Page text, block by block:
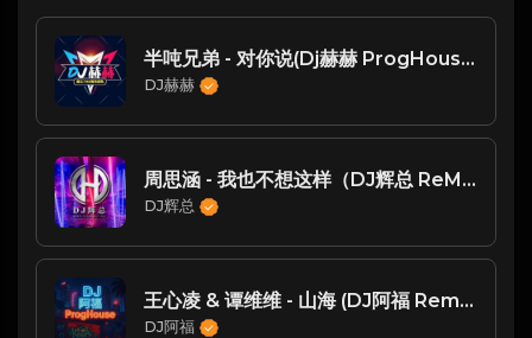
半吨兄弟 - 对你说(Dj赫赫 ProgHouse Mix国语男)
DJ赫赫
周思涵 - 我也不想这样（DJ辉总 ReMix)
DJ辉总
王心凌 & 谭维维 - 山海 (DJ阿福 Remix)
DJ阿福